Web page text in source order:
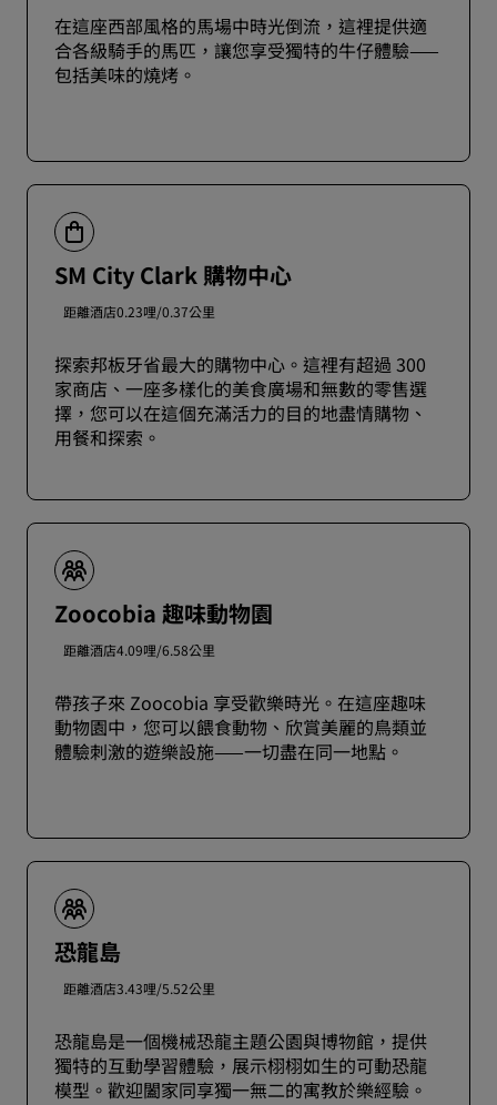
在這座西部風格的馬場中時光倒流，這裡提供適
合各級騎手的馬匹，讓您享受獨特的牛仔體驗——
包括美味的燒烤。
SM City Clark 購物中心
距離酒店0.23哩/0.37公里
探索邦板牙省最大的購物中心。這裡有超過 300
家商店、一座多樣化的美食廣場和無數的零售選
擇，您可以在這個充滿活力的目的地盡情購物、
用餐和探索。
Zoocobia 趣味動物園
距離酒店4.09哩/6.58公里
帶孩子來 Zoocobia 享受歡樂時光。在這座趣味
動物園中，您可以餵食動物、欣賞美麗的鳥類並
體驗刺激的遊樂設施——一切盡在同一地點。
恐龍島
距離酒店3.43哩/5.52公里
恐龍島是一個機械恐龍主題公園與博物館，提供
獨特的互動學習體驗，展示栩栩如生的可動恐龍
模型。歡迎闔家同享獨一無二的寓教於樂經驗。